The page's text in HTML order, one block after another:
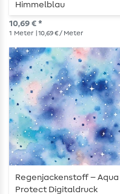
Himmelblau
10,69 € *
1 Meter | 10,69 € / Meter
Regenjackenstoff – Aqua
Protect Digitaldruck